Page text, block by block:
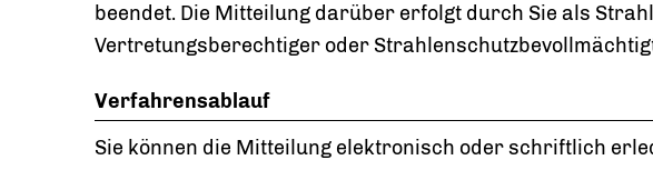
beendet. Die Mitteilung darüber erfolgt durch Sie als
Vertretungsberechtiger oder
Verfahrensablauf
Sie können die Mitteilung elektronisch oder schriftlich